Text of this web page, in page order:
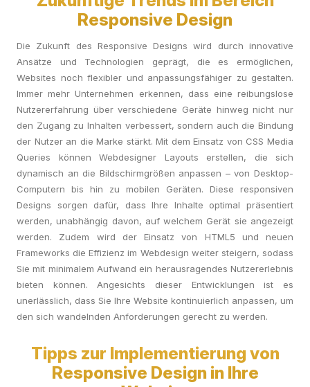
Responsive Design
Die Zukunft des Responsive Designs wird durch innovative
Ansätze und Technologien geprägt, die es ermöglichen,
Websites noch flexibler und anpassungsfähiger zu gestalten.
Immer mehr Unternehmen erkennen, dass eine reibungslose
Nutzererfahrung über verschiedene Geräte hinweg nicht nur
den Zugang zu Inhalten verbessert, sondern auch die Bindung
der Nutzer an die Marke stärkt. Mit dem Einsatz von CSS Media
Queries können Webdesigner Layouts erstellen, die sich
dynamisch an die Bildschirmgrößen anpassen – von Desktop-
Computern bis hin zu mobilen Geräten. Diese responsiven
Designs sorgen dafür, dass Ihre Inhalte optimal präsentiert
werden, unabhängig davon, auf welchem Gerät sie angezeigt
werden. Zudem wird der Einsatz von HTML5 und neuen
Frameworks die Effizienz im Webdesign weiter steigern, sodass
Sie mit minimalem Aufwand ein herausragendes Nutzererlebnis
bieten können. Angesichts dieser Entwicklungen ist es
unerlässlich, dass Sie Ihre Website kontinuierlich anpassen, um
den sich wandelnden Anforderungen gerecht zu werden.
Tipps zur Implementierung von
Responsive Design in Ihre